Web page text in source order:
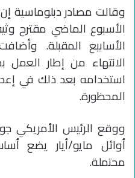
وقالت مصادر دبلوماسية
الأسبوع الماضي مقترح
الأسابيع المقبلة.
الانتهاء من إطار العمل
استخدامه بعد ذلك في
المحظورة.
ووقع الرئيس الأمريكي
أوائل مايو/أيار يضع
محتملة.